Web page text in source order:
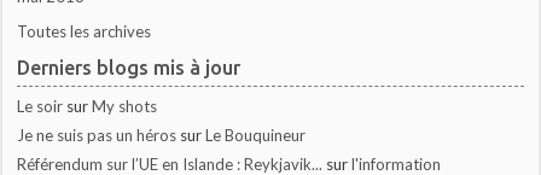
Toutes les archives
Derniers blogs mis à jour
Le soir surMy shots
Je ne suis pas un héros surLe Bouquineur
Référendum sur l’UE en Islande : Reykjavik... surl'information